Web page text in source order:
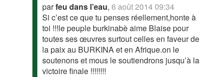
parfeu dans l’eau,6 août 2014 09:34
Si c’est ce que tu penses réellement,honte à
toi !!!le peuple burkinabè aime Blaise pour
toutes ses œuvres surtout celles en faveur de
la paix au BURKINA et en Afrique.on le
soutenons et mous le soutiendrons jusqu’à la
victoire finale !!!!!!!!